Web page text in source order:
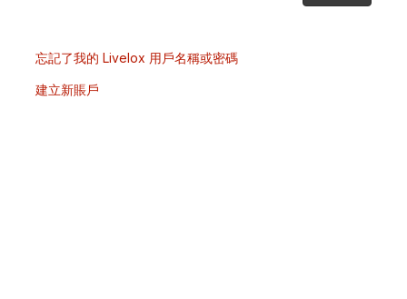
忘記了我的 Livelox 用戶名稱或密碼
建立新賬戶